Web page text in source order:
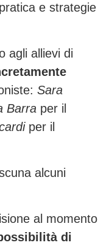
e strategie
agli allievi di
Sara
Barra per il
per il
alcuni
al momento
di